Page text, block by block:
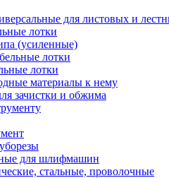
для листовых и
лотки
(усиленные)
лотки
лотки
материалы к нему
зачистки и обжима
для шлифмашин
стальные, проволочные